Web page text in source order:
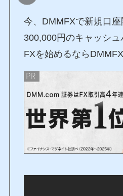
今、DMMFXで新規口
300,000円のキャッシュ
FXを始めるなら